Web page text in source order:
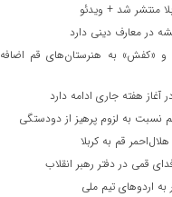
منتشر شد + ویدئو
در معارف دینی دارد
و «کفش» به هنرستان‌های قم اضافه
آغاز هفته جاری ادامه دارد
نسبت به لزوم پرهیز از دودستگی
قمی در دفتر رهبر انقلاب